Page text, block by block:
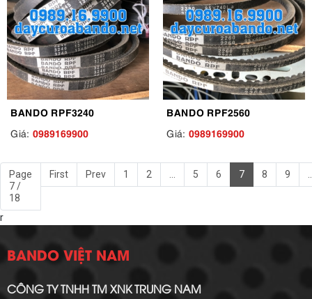
BANDO RPF3240
Giá: 0989169900
BANDO RPF2560
Giá: 0989169900
Page
7 /
18
First Prev 1 2 5 6 7 8 9
r
BANDO VIỆT NAM
CÔNG TY TNHH TM XNK TRUNG NAM